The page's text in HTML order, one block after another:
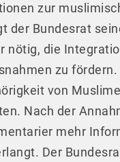
zur
der Bundesrat
nötig, die
zu fördern.
von
Nach der
mehr
Der